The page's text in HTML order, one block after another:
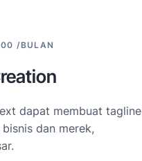
/BULAN
dapat membuat tagline
dan merek,